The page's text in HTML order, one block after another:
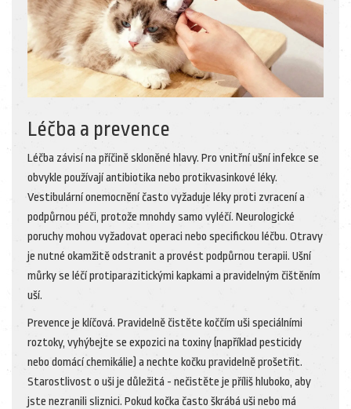
Léčba a prevence
Léčba závisí na příčině skloněné hlavy. Pro vnitřní ušní infekce se
obvykle používají antibiotika nebo protikvasinkové léky.
Vestibulární onemocnění často vyžaduje léky proti zvracení a
podpůrnou péči, protože mnohdy samo vyléčí. Neurologické
poruchy mohou vyžadovat operaci nebo specifickou léčbu. Otravy
je nutné okamžitě odstranit a provést podpůrnou terapii. Ušní
můrky se léčí protiparazitickými kapkami a pravidelným čištěním
uší.
Prevence je klíčová. Pravidelně čistěte koččím uši speciálními
roztoky, vyhýbejte se expozici na toxiny (například pesticidy
nebo domácí chemikálie) a nechte kočku pravidelně prošetřit.
Starostlivost o uši je důležitá - nečistěte je příliš hluboko, aby
jste nezranili sliznici. Pokud kočka často škrábá uši nebo má